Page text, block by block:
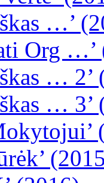
…’
Org …’
… 2’
… 3’